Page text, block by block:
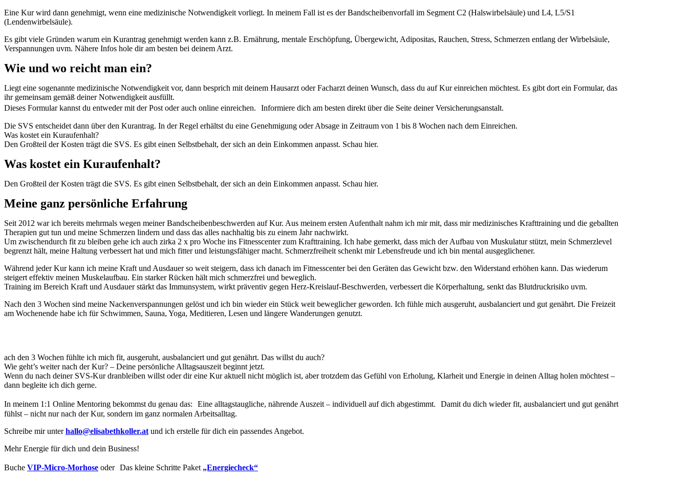
Eine Kur wird dann genehmigt, wenn eine medizinische Notwendigkeit vorliegt. In meinem Fall ist es der Bandscheibenvorfall im Segment C2 (Halswirbelsäule) und L4, L5/S1
(Lendenwirbelsäule).
Es gibt viele Gründen warum ein Kurantrag genehmigt werden kann z.B. Ernährung, mentale Erschöpfung, Übergewicht, Adipositas, Rauchen, Stress, Schmerzen entlang der Wirbelsäule,
Verspannungen uvm. Nähere Infos hole dir am besten bei deinem Arzt.
Wie und wo reicht man ein?
Liegt eine sogenannte medizinische Notwendigkeit vor, dann besprich mit deinem Hausarzt oder Facharzt deinen Wunsch, dass du auf Kur einreichen möchtest. Es gibt dort ein Formular, das
ihr gemeinsam gemäß deiner Notwendigkeit ausfüllt.
Dieses Formular kannst du entweder mit der Post oder auch online einreichen. Informiere dich am besten direkt über die Seite deiner Versicherungsanstalt.
Die SVS entscheidet dann über den Kurantrag. In der Regel erhältst du eine Genehmigung oder Absage in Zeitraum von 1 bis 8 Wochen nach dem Einreichen.
Was kostet ein Kuraufenhalt?
Den Großteil der Kosten trägt die SVS. Es gibt einen Selbstbehalt, der sich an dein Einkommen anpasst. Schau hier.
Was kostet ein Kuraufenhalt?
Den Großteil der Kosten trägt die SVS. Es gibt einen Selbstbehalt, der sich an dein Einkommen anpasst. Schau hier.
Meine ganz persönliche Erfahrung
Seit 2012 war ich bereits mehrmals wegen meiner Bandscheibenbeschwerden auf Kur. Aus meinem ersten Aufenthalt nahm ich mir mit, dass mir medizinisches Krafttraining und die geballten
Therapien gut tun und meine Schmerzen lindern und dass das alles nachhaltig bis zu einem Jahr nachwirkt.
Um zwischendurch fit zu bleiben gehe ich auch zirka 2 x pro Woche ins Fitnesscenter zum Krafttraining. Ich habe gemerkt, dass mich der Aufbau von Muskulatur stützt, mein Schmerzlevel
begrenzt hält, meine Haltung verbessert hat und mich fitter und leistungsfähiger macht. Schmerzfreiheit schenkt mir Lebensfreude und ich bin mental ausgeglichener.
Während jeder Kur kann ich meine Kraft und Ausdauer so weit steigern, dass ich danach im Fitnesscenter bei den Geräten das Gewicht bzw. den Widerstand erhöhen kann. Das wiederum
steigert effektiv meinen Muskelaufbau. Ein starker Rücken hält mich schmerzfrei und beweglich.
Training im Bereich Kraft und Ausdauer stärkt das Immunsystem, wirkt präventiv gegen Herz-Kreislauf-Beschwerden, verbessert die Körperhaltung, senkt das Blutdruckrisiko uvm.
Nach den 3 Wochen sind meine Nackenverspannungen gelöst und ich bin wieder ein Stück weit beweglicher geworden. Ich fühle mich ausgeruht, ausbalanciert und gut genährt. Die Freizeit
am Wochenende habe ich für Schwimmen, Sauna, Yoga, Meditieren, Lesen und längere Wanderungen genutzt.
ach den 3 Wochen fühlte ich mich fit, ausgeruht, ausbalanciert und gut genährt. Das willst du auch?
Wie geht’s weiter nach der Kur? – Deine persönliche Alltagsauszeit beginnt jetzt.
Wenn du nach deiner SVS-Kur dranbleiben willst oder dir eine Kur aktuell nicht möglich ist, aber trotzdem das Gefühl von Erholung, Klarheit und Energie in deinen Alltag holen möchtest –
dann begleite ich dich gerne.
In meinem 1:1 Online Mentoring bekommst du genau das: Eine alltagstaugliche, nährende Auszeit – individuell auf dich abgestimmt. Damit du dich wieder fit, ausbalanciert und gut genährt
fühlst – nicht nur nach der Kur, sondern im ganz normalen Arbeitsalltag.
Schreibe mir unterhallo@elisabethkoller.at und ich erstelle für dich ein passendes Angebot.
Mehr Energie für dich und dein Business!
Buche VIP-Micro-Morhose oder Das kleine Schritte Paket „Energiecheck“